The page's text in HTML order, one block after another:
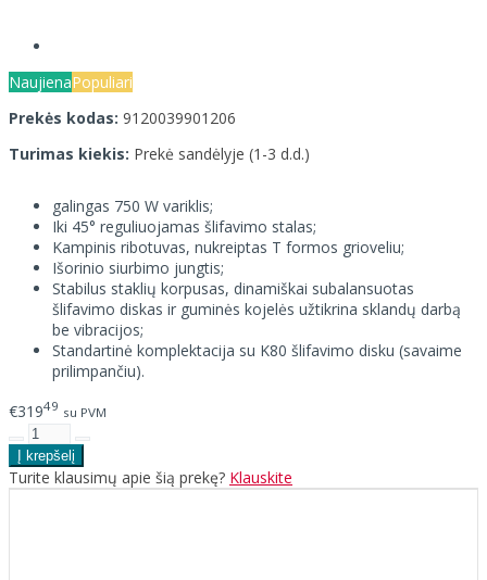
NaujienaPopuliari
Prekės kodas: 9120039901206
Turimas kiekis: Prekė sandėlyje (1-3 d.d.)
galingas 750 W variklis;
Iki 45° reguliuojamas šlifavimo stalas;
Kampinis ribotuvas, nukreiptas T formos grioveliu;
Išorinio siurbimo jungtis;
Stabilus staklių korpusas, dinamiškai subalansuotas
šlifavimo diskas ir guminės kojelės užtikrina sklandų darbą
be vibracijos;
Standartinė komplektacija su K80 šlifavimo disku (savaime
prilimpančiu).
€31949 su PVM
Turite klausimų apie šią prekę? Klauskite